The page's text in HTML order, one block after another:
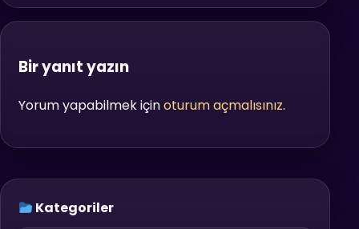
Bir yanıt yazın
Yorum yapabilmek içinoturum açmalısınız.
Kategoriler